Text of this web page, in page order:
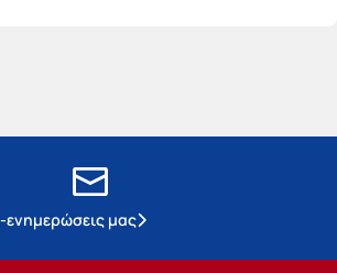
ενημερώσεις μας